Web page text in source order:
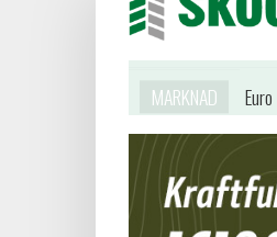
MARKNAD Euro